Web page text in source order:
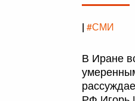
| #СМИ
В Иране